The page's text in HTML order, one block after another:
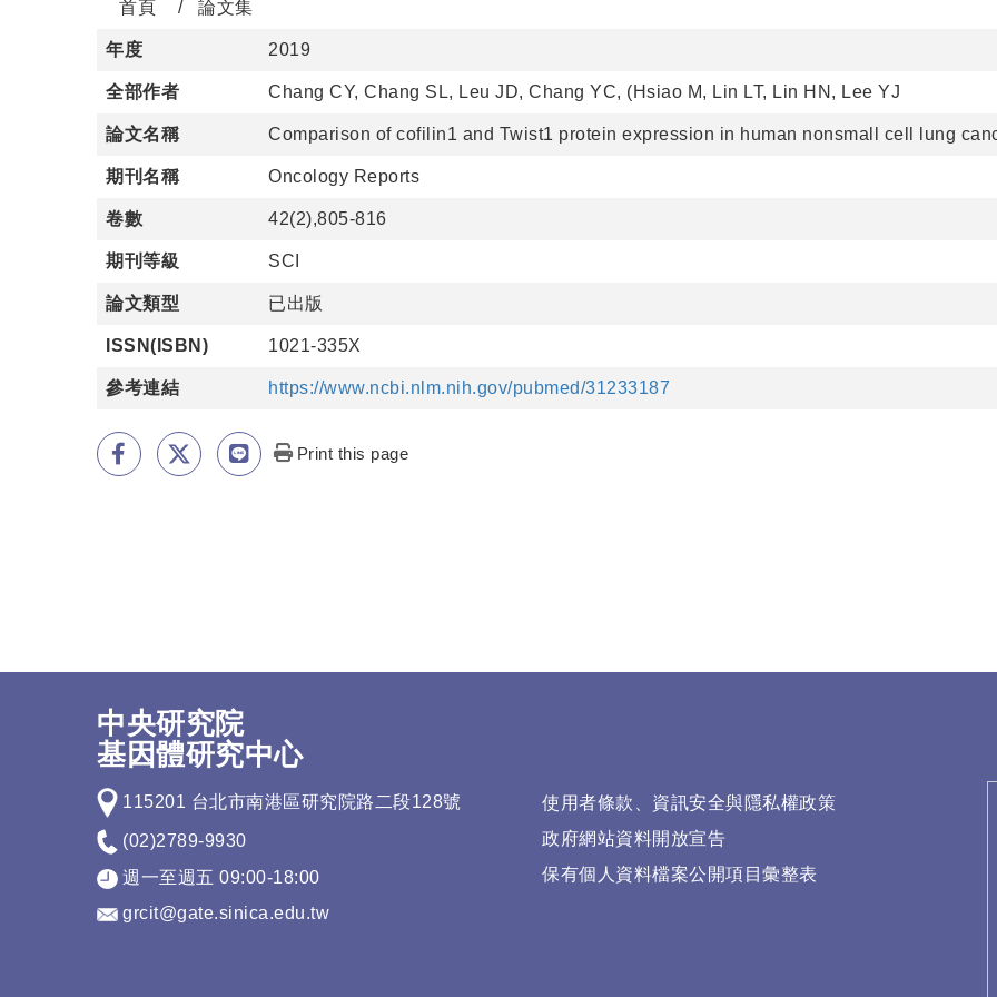
首頁 論文集
年度 2019
全部作者 Chang CY, Chang SL, Leu JD, Chang YC, (Hsiao M, Lin LT, Lin HN, Lee YJ
論文名稱 Comparison of cofilin1 and Twist1 protein expression in human nonsmall cell lung
期刊名稱 Oncology Reports
卷數 42(2),805-816
期刊等級 SCI
論文類型 已出版
ISSN(ISBN) 1021-335X
參考連結 https://www.ncbi.nlm.nih.gov/pubmed/31233187
Print this page
中央研究院
基因體研究中心
115201 台北市南港區研究院路二段128號
(02)2789-9930
週一至週五 09:00-18:00
grcit@gate.sinica.edu.tw
使用者條款、資訊安全與隱私權政策
政府網站資料開放宣告
保有個人資料檔案公開項目彙整表